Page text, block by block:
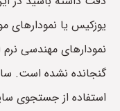
یوزکیس یا نمودارهای
گنجانده نشده است.
استفاده از جستجوی